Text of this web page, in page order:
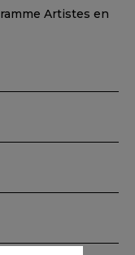
Artistes en